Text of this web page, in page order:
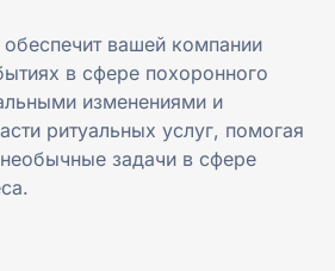
вашей компании
в сфере похоронного
изменениями и
ритуальных услуг, помогая
задачи в сфере